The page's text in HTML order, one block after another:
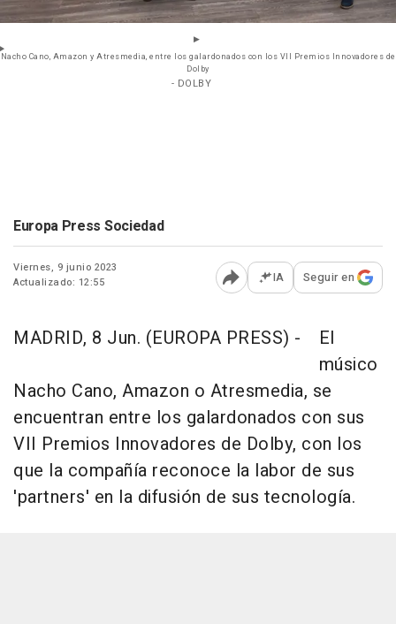
Nacho Cano, Amazon y Atresmedia, entre los galardonados con los VII Premios Innovadores de
Dolby
- DOLBY
Europa Press Sociedad
Viernes, 9 junio 2023
Actualizado: 12:55
Abrir opciones para
IA Seguir en
MADRID, 8 Jun. (EUROPA PRESS) -
El
músico
Nacho Cano, Amazon o Atresmedia, se
encuentran entre los galardonados con sus
VII Premios Innovadores de Dolby, con los
que la compañía reconoce la labor de sus
'partners' en la difusión de sus tecnología.